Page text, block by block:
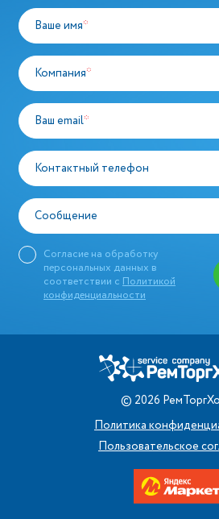
Ваше имя*
Компания*
Ваш email*
Контактный телефон
Сообщение
Согласие на обработку
персональных данных в
соответствии с Политикой
конфиденциальности
© 2026
Политика
Пользовательское